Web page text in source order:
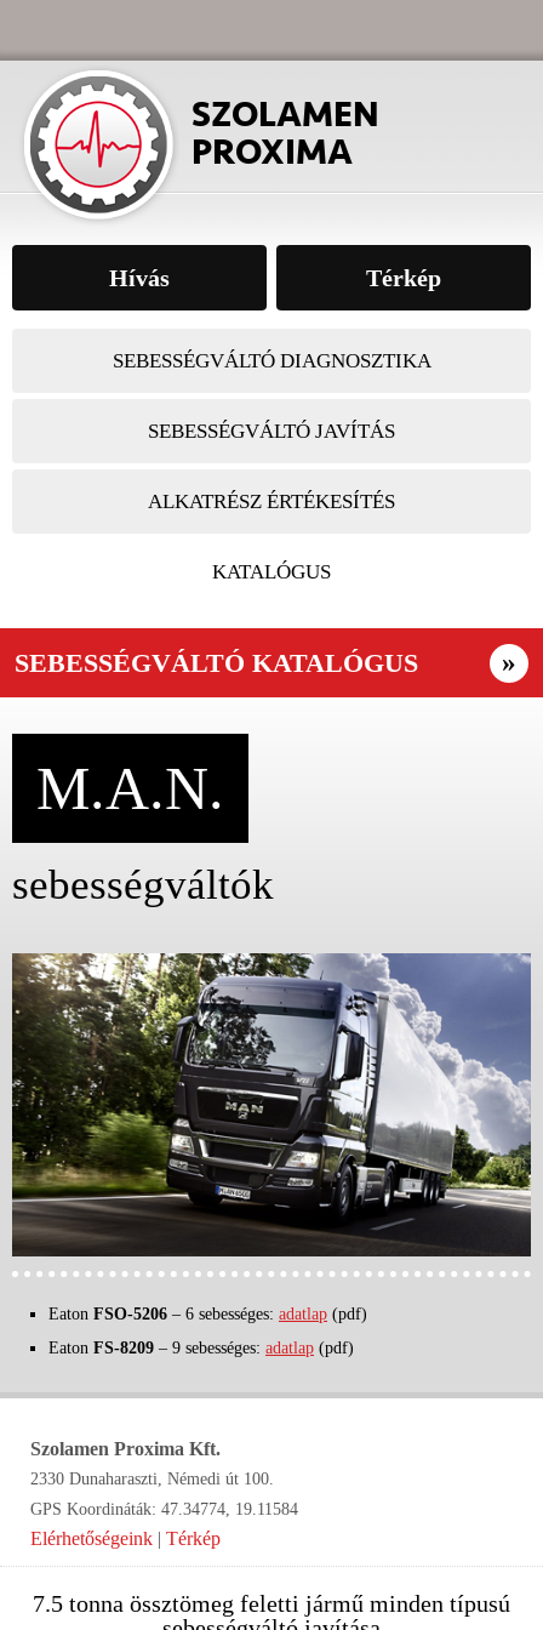
Hívás Térkép
SEBESSÉGVÁLTÓ DIAGNOSZTIKA
SEBESSÉGVÁLTÓ JAVÍTÁS
ALKATRÉSZ ÉRTÉKESÍTÉS
KATALÓGUS
SEBESSÉGVÁLTÓ KATALÓGUS »
M.A.N.
sebességváltók
Eaton FSO-5206 – 6 sebességes: adatlap (pdf)
Eaton FS-8209 – 9 sebességes: adatlap (pdf)
Szolamen Proxima Kft.
2330 Dunaharaszti, Némedi út 100.
GPS Koordináták: 47.34774, 19.11584
Elérhetőségeink | Térkép
7.5 tonna össztömeg feletti jármű minden típusú